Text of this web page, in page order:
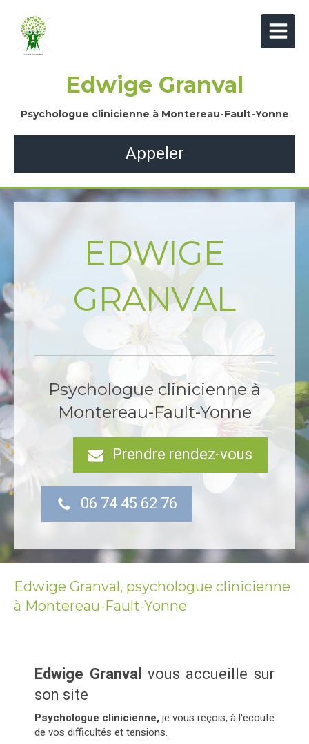
Edwige Granval
Psychologue clinicienne à Montereau-Fault-Yonne
Appeler
EDWIGE
GRANVAL
Psychologue clinicienne à
Montereau-Fault-Yonne
Prendre rendez-vous
06 74 45 62 76
Edwige Granval, psychologue clinicienne
à Montereau-Fault-Yonne
Edwige Granvalvous accueille sur
son site
Psychologue clinicienne,je vous reçois, à l'écoute
de vos difficultés et tensions.